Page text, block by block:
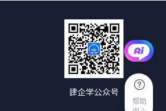
建企学公众号
帮助